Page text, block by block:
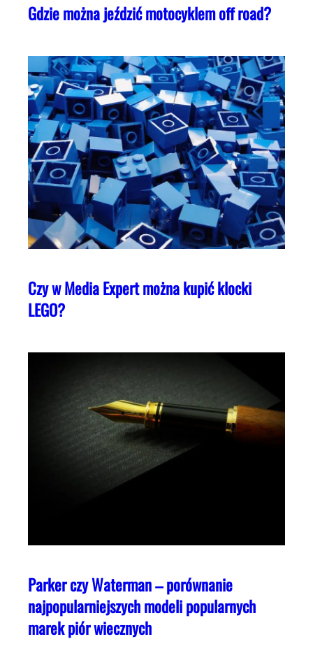
Gdzie można jeździć motocyklem off road?
Czy w Media Expert można kupić klocki
LEGO?
Parker czy Waterman – porównanie
najpopularniejszych modeli popularnych
marek piór wiecznych